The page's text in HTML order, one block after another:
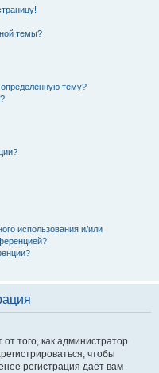
темы?
определённую тему?
использования и/или
того, как администратор
чтобы
регистрация даёт вам